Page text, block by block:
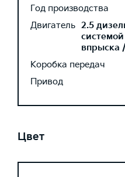
Год производства
Двигатель 2.5
впрыска
Коробка передач
Привод
Цвет